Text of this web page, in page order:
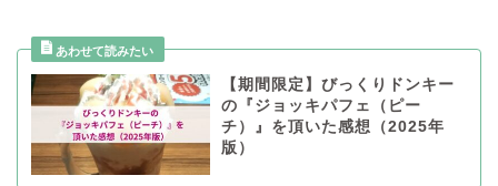
【期間限定】びっくりドンキー
の『ジョッキパフェ（ピー
チ）』を頂いた感想（2025年
版）